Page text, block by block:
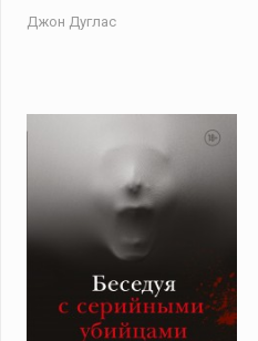
Джон Дуглас